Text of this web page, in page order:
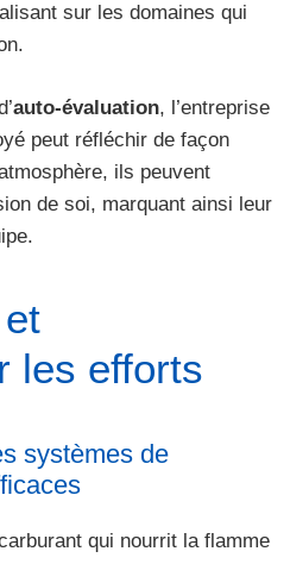
sur les domaines qui
auto-évaluation, l’entreprise
peut réfléchir de façon
ils peuvent
de soi, marquant ainsi leur
les efforts
systèmes de
qui nourrit la flamme